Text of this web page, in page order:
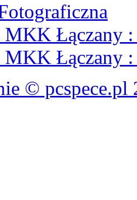
Łączany :
Łączany :
© pcspece.pl